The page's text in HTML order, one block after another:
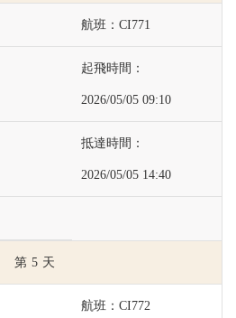
CI771
2026/05/05 09:10
2026/05/05 14:40
5
CI772